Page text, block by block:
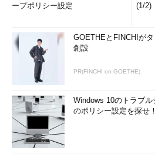
ープポリシー設定
(1/2)
GOETHEとFINCHIが
創設
PR(FINCHI on GOETHE)
Windows 10のトラブ
のポリシー設定を探せ